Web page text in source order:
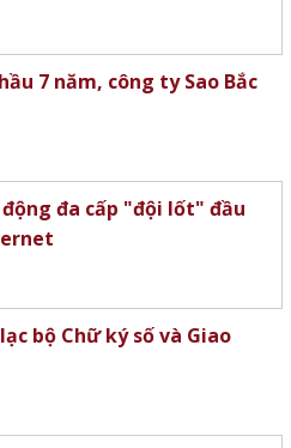
7 năm, công ty Sao Bắc
đa cấp "đội lốt" đầu
bộ Chữ ký số và Giao